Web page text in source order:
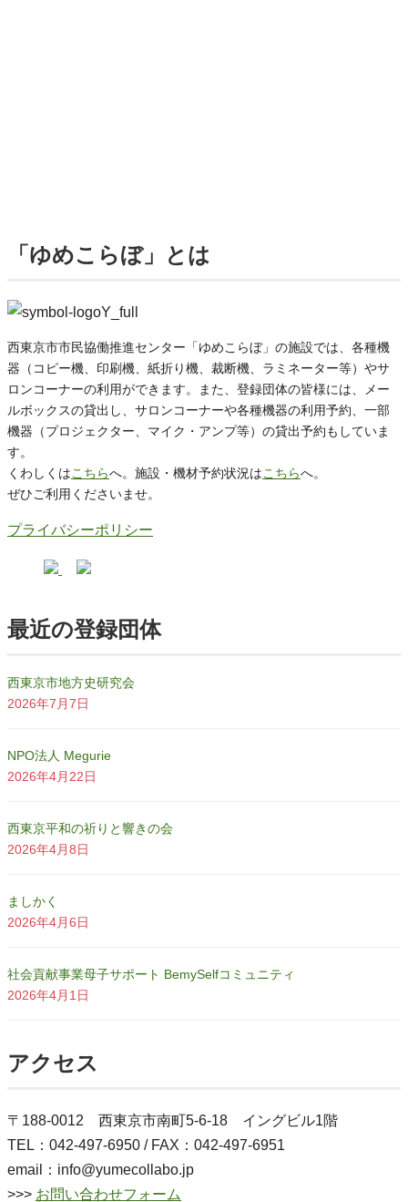
「ゆめこらぼ」とは
西東京市市民協働推進センター「ゆめこらぼ」の施設では、各種機
器（コピー機、印刷機、紙折り機、裁断機、ラミネーター等）やサ
ロンコーナーの利用ができます。また、登録団体の皆様には、メー
ルボックスの貸出し、サロンコーナーや各種機器の利用予約、一部
機器（プロジェクター、マイク・アンプ等）の貸出予約もしていま
す。
くわしくはこちらへ。施設・機材予約状況はこちらへ。
ぜひご利用くださいませ。
プライバシーポリシー
最近の登録団体
西東京市地方史研究会
2026年7月7日
NPO法人 Megurie
2026年4月22日
西東京平和の祈りと響きの会
2026年4月8日
ましかく
2026年4月6日
社会貢献事業母子サポート BemySelfコミュニティ
2026年4月1日
アクセス
〒188-0012 西東京市南町5-6-18 イングビル1階
TEL：042-497-6950 / FAX：042-497-6951
email：info@yumecollabo.jp
>>> お問い合わせフォーム